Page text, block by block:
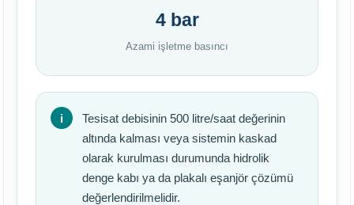
4 bar
Azami işletme basıncı
Tesisat debisinin 500 litre/saat değerinin
altında kalması veya sistemin kaskad
olarak kurulması durumunda hidrolik
denge kabı ya da plakalı eşanjör çözümü
değerlendirilmelidir.